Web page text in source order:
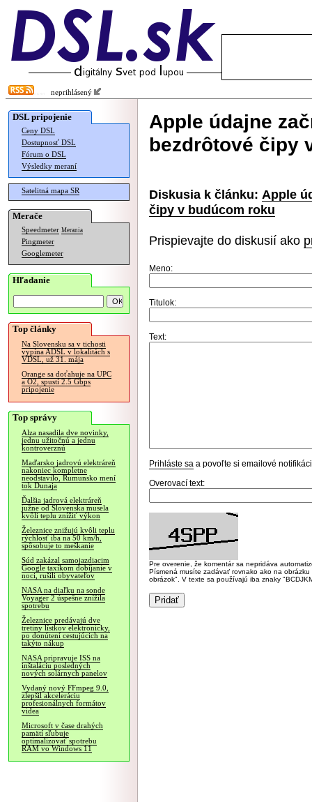
neprihlásený
DSL pripojenie
Ceny DSL
Dostupnosť DSL
Fórum o DSL
Výsledky meraní
Satelitná mapa SR
Merače
Speedmeter Merania
Pingmeter
Googlemeter
Hľadanie
Top články
Na Slovensku sa v tichosti
vypína ADSL v lokalitách s
VDSL, už 31. mája
Orange sa doťahuje na UPC
a O2, spustí 2.5 Gbps
pripojenie
Top správy
Alza nasadila dve novinky,
jednu užitočnú a jednu
kontroverznú
Maďarsko jadrovú elektráreň
nakoniec kompletne
neodstavilo, Rumunsko mení
tok Dunaja
Ďalšia jadrová elektráreň
južne od Slovenska musela
kvôli teplu znížiť výkon
Železnice znižujú kvôli teplu
rýchlosť iba na 50 km/h,
spôsobuje to meškanie
Súd zakázal samojazdiacim
Google taxíkom dobíjanie v
noci, rušili obyvateľov
NASA na diaľku na sonde
Voyager 2 úspešne znížila
spotrebu
Železnice predávajú dve
tretiny lístkov elektronicky,
po donútení cestujúcich na
takýto nákup
NASA pripravuje ISS na
inštaláciu posledných
nových solárnych panelov
Vydaný nový FFmpeg 9.0,
zlepšil akceleráciu
profesionálnych formátov
videa
Microsoft v čase drahých
pamätí sľubuje
optimalizovať spotrebu
RAM vo Windows 11
Apple údajne
bezdrôtové čipy
Diskusia k článku: Apple
čipy v budúcom roku
Prispievajte do diskusií ako
Meno:
Titulok:
Text:
Prihláste sa a povoľte si emailové
Overovací text:
Pre overenie, že komentár sa nepridáva
Písmená musíte zadávať rovnako ako na
obrázok". V texte sa používajú iba znaky